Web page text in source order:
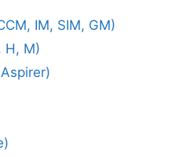
IM, SIM, GM)
H, M)